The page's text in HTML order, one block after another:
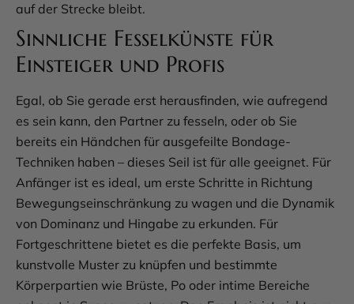
auf der Strecke bleibt.
Sinnliche Fesselkünste für
Einsteiger und Profis
Egal, ob Sie gerade erst herausfinden, wie aufregend
es sein kann, den Partner zu fesseln, oder ob Sie
bereits ein Händchen für ausgefeilte Bondage-
Techniken haben – dieses Seil ist für alle geeignet. Für
Anfänger ist es ideal, um erste Schritte in Richtung
Bewegungseinschränkung zu wagen und die Dynamik
von Dominanz und Hingabe zu erkunden. Für
Fortgeschrittene bietet es die perfekte Basis, um
kunstvolle Muster zu knüpfen und bestimmte
Körperpartien wie Brüste, Po oder intime Bereiche